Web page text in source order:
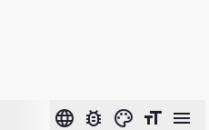
language bug_report color_lens format_size menu